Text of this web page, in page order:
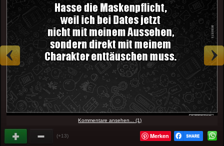
Kommentare ansehen... (1)
(+13) Merken